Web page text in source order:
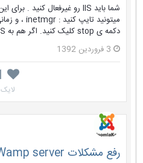
لایک
دکمه ی stop کلیک کنید. اگر هم به IIS نیازی ندارید به مسیر زیر...
3 فروردین 1392
رفع مشکلات Wamp server